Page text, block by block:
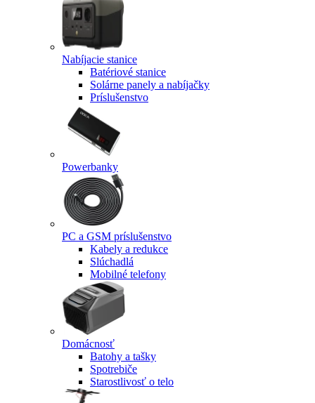
Nabíjacie stanice
Batériové stanice
Solárne panely a nabíjačky
Príslušenstvo
Powerbanky
PC a GSM príslušenstvo
Kabely a redukce
Slúchadlá
Mobilné telefony
Domácnosť
Batohy a tašky
Spotrebiče
Starostlivosť o telo